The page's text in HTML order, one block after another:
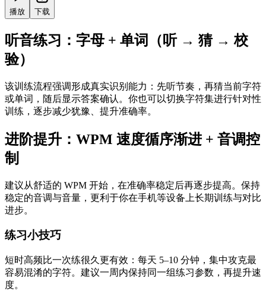
播放 下载
听音练习：字母 + 单词（听 → 猜 → 校
验）
该训练流程强调形成真实识别能力：先听节奏，再猜当前字符
或单词，随后显示答案确认。你也可以切换字符集进行针对性
训练，逐步减少犹豫、提升准确率。
进阶提升：WPM 速度循序渐进 + 音调控
制
建议从舒适的 WPM 开始，在准确率稳定后再逐步提高。保持
稳定的音调与音量，更利于你在手机等设备上长期训练与对比
进步。
练习小技巧
短时高频比一次练很久更有效：每天 5–10 分钟，集中攻克最
容易混淆的字符。建议一周内保持同一组练习参数，再提升速
度。